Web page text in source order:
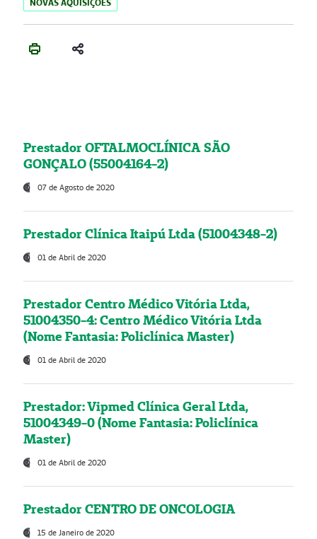
NOVAS AQUISIÇÕES
Prestador OFTALMOCLÍNICA SÃO
GONÇALO (55004164-2)
07 de Agosto de 2020
Prestador Clínica Itaipú Ltda (51004348-2)
01 de Abril de 2020
Prestador Centro Médico Vitória Ltda,
51004350-4: Centro Médico Vitória Ltda
(Nome Fantasia: Policlínica Master)
01 de Abril de 2020
Prestador: Vipmed Clínica Geral Ltda,
51004349-0 (Nome Fantasia: Policlínica
Master)
01 de Abril de 2020
Prestador CENTRO DE ONCOLOGIA
15 de Janeiro de 2020